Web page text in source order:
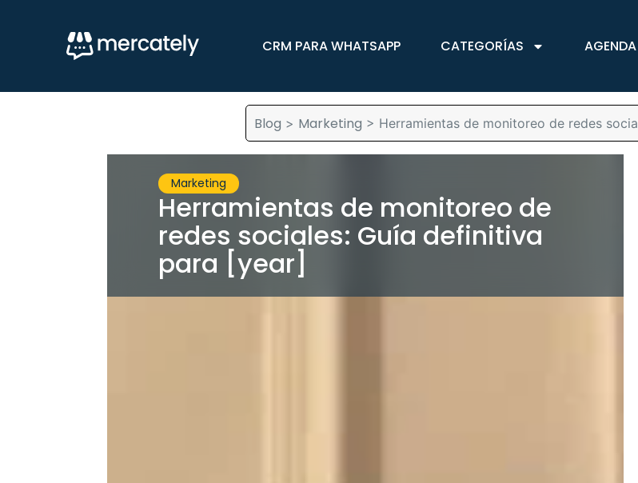
CRM PARA WHATSAPP CATEGORÍAS
Blog > Marketing > Herramientas de monitoreo de redes
Marketing
Herramientas de monitoreo de
redes sociales: Guía definitiva
para [year]